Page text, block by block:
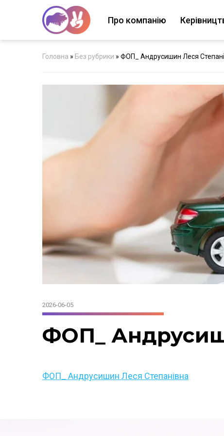
Про компанію
Головна » Без рубрики » ФОП_ Андрусишин Леся
2026-06-05
ФОП_
ФОП_ Андрусишин Леся Степанівна